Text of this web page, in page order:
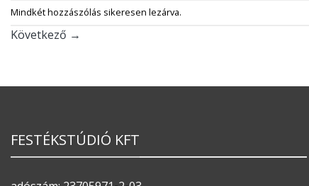
Mindkét hozzászólás sikeresen lezárva.
Következő →
FESTÉKSTÚDIÓ KFT